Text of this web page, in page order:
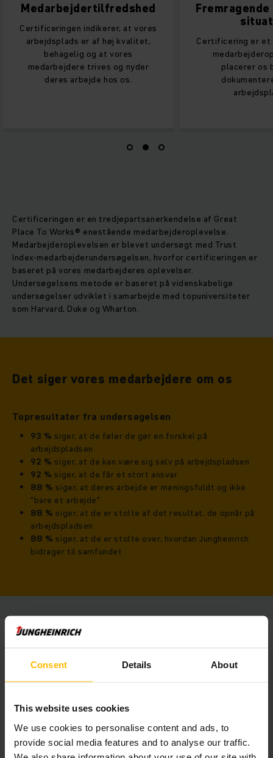
Consent Details About
This website uses cookies
We use cookies to personalise content and ads, to
provide social media features and to analyse our traffic.
Medarbejdertilfredshed
Certificeringen indikerer, at vores
arbejdsplads er af høj kvalitet,
behagelig og at vores
medarbejdere trives og nyder
deres arbejde hos os.
Certificering er et
placerer os
Certificeringen er en tredjepartsanerkendelse af Great
Place To Works® enestående medarbejderoplevelse.
Medarbejderoplevelsen er blevet undersøgt med Trust
Index-medarbejderundersøgelsen, hvorfor certificeringen er
baseret på vores medarbejderes oplevelser.
Undersøgelsens metode er baseret på videnskabelige
undersøgelser udviklet i samarbejde med topuniversiteter
som Harvard, Duke og Wharton.
Det siger vores medarbejdere om os
Topresultater fra undersøgelsen
93 % siger, at de føler de gør en forskel på
arbejdspladsen
92 % siger, at de kan være sig selv på arbejdspladsen
92 % siger, at de får et stort ansvar
88 % siger, at deres arbejde er meningsfuldt og ikke
"bare et arbejde"
88 % siger, at de er stolte af det resultat, de opnår på
arbejdspladsen
88 % siger, at de er stolte over, hvordan Jungheinrich
bidrager til samfundet